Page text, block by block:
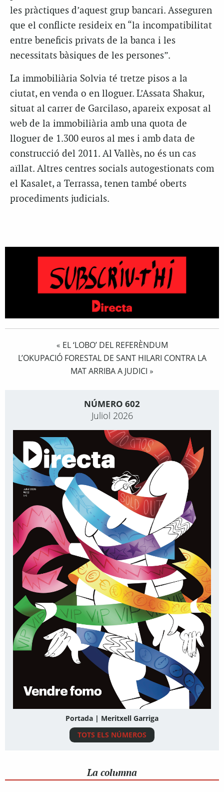
les pràctiques d’aquest grup bancari. Asseguren
que el conflicte resideix en “la incompatibilitat
entre beneficis privats de la banca i les
necessitats bàsiques de les persones”.
La immobiliària Solvia té tretze pisos a la
ciutat, en venda o en lloguer. L’Assata Shakur,
situat al carrer de Garcilaso, apareix exposat al
web de la immobiliària amb una quota de
lloguer de 1.300 euros al mes i amb data de
construcció del 2011. Al Vallès, no és un cas
aïllat. Altres centres socials autogestionats com
el Kasalet, a Terrassa, tenen també oberts
procediments judicials.
« EL ‘LOBO’ DEL REFERÈNDUM
L’OKUPACIÓ FORESTAL DE SANT HILARI CONTRA LA
MAT ARRIBA A JUDICI »
NÚMERO 602
Juliol 2026
Portada | Meritxell Garriga
TOTS ELS NÚMEROS
La columna